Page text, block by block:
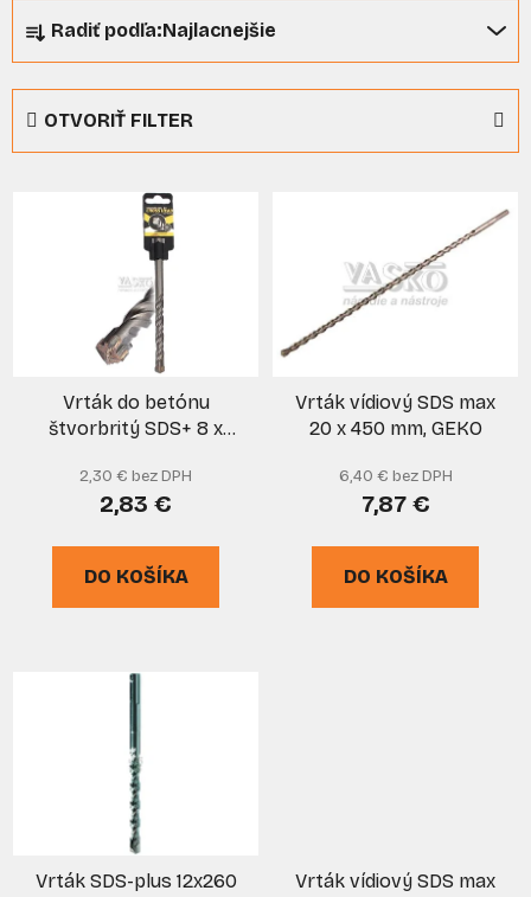
a
n
Radiť podľa:Najlacnejšie
OTVORIŤ FILTER
Vrták do betónu
štvorbritý SDS+ 8 x
2,30 € bez DPH
2,83 €
DO KOŠÍKA
Vrták vídiový SDS max
20 x 450 mm, GEKO
6,40 € bez DPH
7,87 €
DO KOŠÍKA
Vrták SDS-plus 12x260
Vrták vídiový SDS max